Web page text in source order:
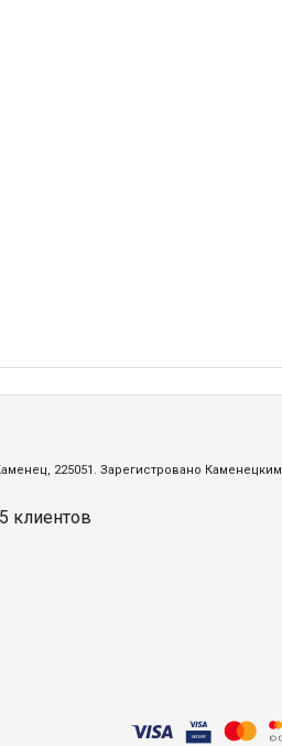
225051. Зарегистровано Каменецким
5 клиентов